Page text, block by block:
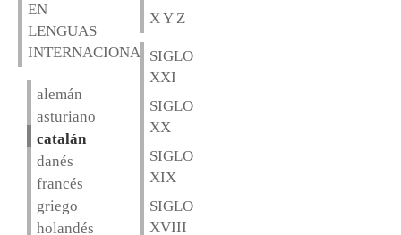
EN
LENGUAS
INTERNACIONALES
alemán
asturiano
catalán
danés
francés
griego
holandés
X Y Z
SIGLO
XXI
SIGLO
XX
SIGLO
XIX
SIGLO
XVIII